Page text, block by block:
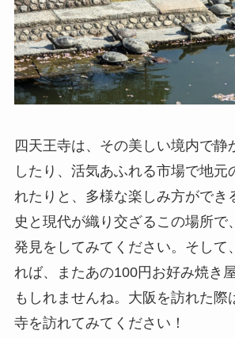
四天王寺は、その美しい境内で静
したり、活気あふれる市場で地元
れたりと、多様な楽しみ方ができ
史と現代が織り交ざるこの場所で
発見をしてみてください。そして
れば、またあの100円お好み焼き
もしれませんね。大阪を訪れた際
寺を訪れてみてください！